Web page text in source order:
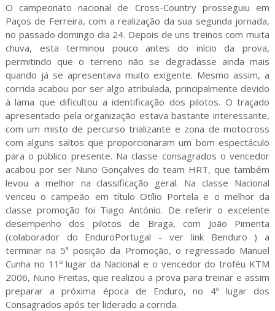
O campeonato nacional de Cross-Country prosseguiu em
Paços de Ferreira, com a realização da sua segunda jornada,
no passado domingo dia 24. Depois de uns treinos com muita
chuva, esta terminou pouco antes do início da prova,
permitindo que o terreno não se degradasse ainda mais
quando já se apresentava muito exigente. Mesmo assim, a
corrida acabou por ser algo atribulada, principalmente devido
à lama que dificultou a identificação dos pilotos. O traçado
apresentado pela organização estava bastante interessante,
com um misto de percurso trializante e zona de motocross
com alguns saltos que proporcionaram um bom espectáculo
para o público presente. Na classe consagrados o vencedor
acabou por ser Nuno Gonçalves do team HRT, que também
levou a melhor na classificação geral. Na classe Nacional
venceu o campeão em título Otílio Portela e o melhor da
classe promoção foi Tiago António. De referir o excelente
desempenho dos pilotos de Braga, com João Pimenta
(colaborador do EnduroPortugal - ver link Benduro ) a
terminar na 5ª posição da Promoção, o regressado Manuel
Cunha no 11º lugar da Nacional e o vencedor do troféu KTM
2006, Nuno Freitas, que realizou a prova para treinar e assim
preparar a próxima época de Enduro, no 4º lugar dos
Consagrados após ter liderado a corrida.